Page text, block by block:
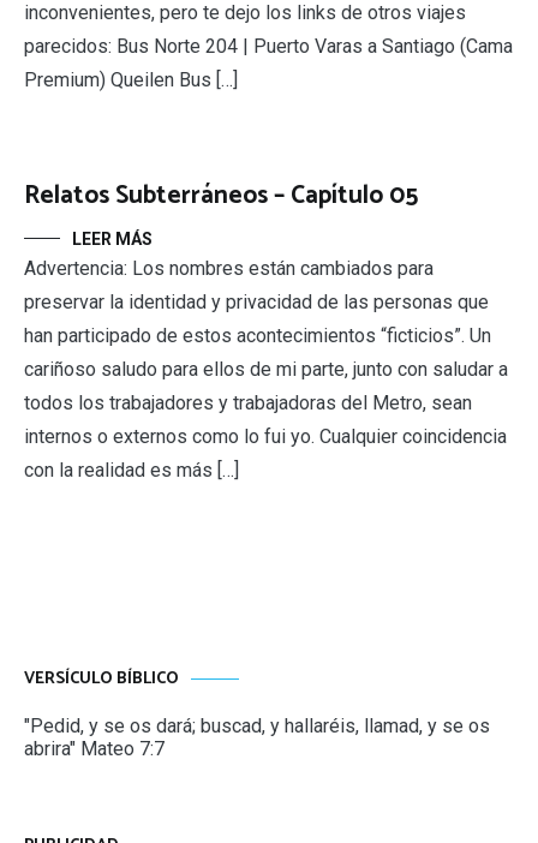
inconvenientes, pero te dejo los links de otros viajes
parecidos: Bus Norte 204 | Puerto Varas a Santiago (Cama
Premium) Queilen Bus […]
Relatos Subterráneos – Capítulo 05
LEER MÁS
Advertencia: Los nombres están cambiados para
preservar la identidad y privacidad de las personas que
han participado de estos acontecimientos “ficticios”. Un
cariñoso saludo para ellos de mi parte, junto con saludar a
todos los trabajadores y trabajadoras del Metro, sean
internos o externos como lo fui yo. Cualquier coincidencia
con la realidad es más […]
VERSÍCULO BÍBLICO
"Pedid, y se os dará; buscad, y hallaréis, llamad, y se os
abrira" Mateo 7:7